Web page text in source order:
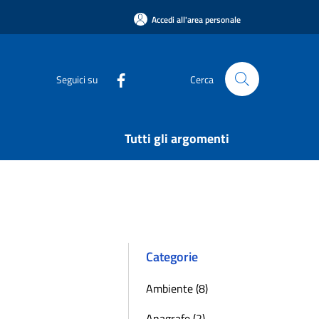
Accedi all'area personale
Seguici su Cerca
Tutti gli argomenti
Categorie
Ambiente (8)